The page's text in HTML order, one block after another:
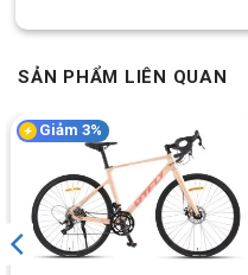
SẢN PHẨM LIÊN QUAN
Giảm 3%